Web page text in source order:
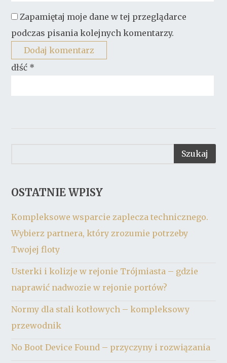
Zapamiętaj moje dane w tej przeglądarce
podczas pisania kolejnych komentarzy.
dłść *
OSTATNIE WPISY
Kompleksowe wsparcie zaplecza technicznego.
Wybierz partnera, który zrozumie potrzeby
Twojej floty
Usterki i kolizje w rejonie Trójmiasta – gdzie
naprawić nadwozie w rejonie portów?
Normy dla stali kotłowych – kompleksowy
przewodnik
No Boot Device Found – przyczyny i rozwiązania